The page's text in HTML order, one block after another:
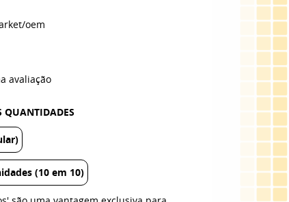
oem
avaliação
QUANTIDADES
(10 em 10)